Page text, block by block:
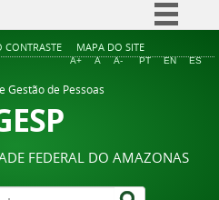
Simplifique!
Acesso à informação
Legislação
Canais
CONTRASTE MAPA DO SITE
A+ A A- PT EN ES
Gestão de Pessoas
FEDERAL DO AMAZONAS